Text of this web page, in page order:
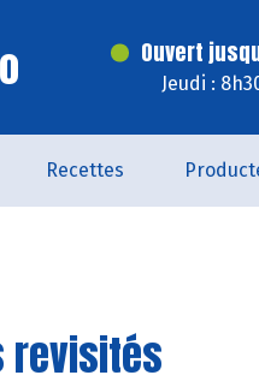
Ouvert
Jeudi :
Recettes
revisités